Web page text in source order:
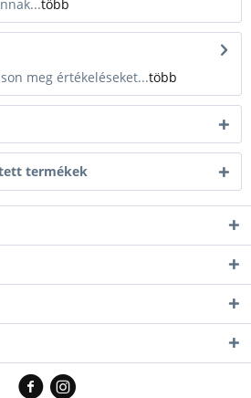
29000 Ft
Kiszállítás esetén kb. 1-
29000 Ft
Nincs raktáron
29000 Ft Nincs raktáron
több
meg értékeléseket...több
termékek